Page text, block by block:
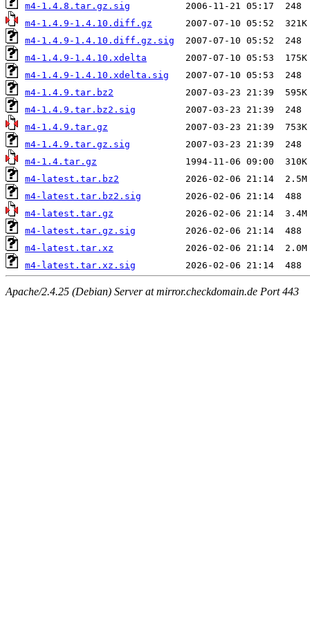
m4-1.4.8.tar.gz.sig
m4-1.4.9-1.4.10.diff.gz
m4-1.4.9-1.4.10.diff.gz.sig
m4-1.4.9-1.4.10.xdelta
m4-1.4.9-1.4.10.xdelta.sig
m4-1.4.9.tar.bz2
m4-1.4.9.tar.bz2.sig
m4-1.4.9.tar.gz
m4-1.4.9.tar.gz.sig
m4-1.4.tar.gz
m4-latest.tar.bz2
m4-latest.tar.bz2.sig
m4-latest.tar.gz
m4-latest.tar.gz.sig
m4-latest.tar.xz
m4-latest.tar.xz.sig
Apache/2.4.25 (Debian) Server at mirror.checkdomain.de Port 443